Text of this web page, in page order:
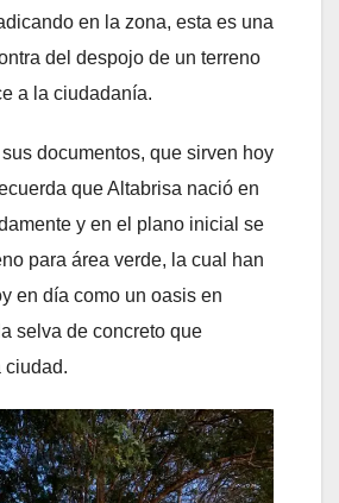
en la zona, esta es una
del despojo de un terreno
a la ciudadanía.
documentos, que sirven hoy
que Altabrisa nació en
y en el plano inicial se
para área verde, la cual han
en día como un oasis en
selva de concreto que
ciudad.